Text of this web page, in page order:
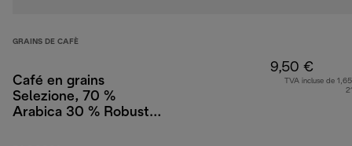
GRAINS DE CAFÈ
Café en grains
Selezione, 70 %
Arabica 30 % Robusta,
9,50 €
TVA incluse de